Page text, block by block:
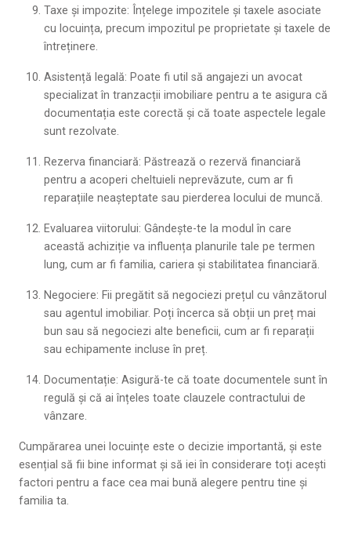
Taxe și impozite: Înțelege impozitele și taxele asociate
cu locuința, precum impozitul pe proprietate și taxele de
întreținere.
Asistență legală: Poate fi util să angajezi un avocat
specializat în tranzacții imobiliare pentru a te asigura că
documentația este corectă și că toate aspectele legale
sunt rezolvate.
Rezerva financiară: Păstrează o rezervă financiară
pentru a acoperi cheltuieli neprevăzute, cum ar fi
reparațiile neașteptate sau pierderea locului de muncă.
Evaluarea viitorului: Gândește-te la modul în care
această achiziție va influența planurile tale pe termen
lung, cum ar fi familia, cariera și stabilitatea financiară.
Negociere: Fii pregătit să negociezi prețul cu vânzătorul
sau agentul imobiliar. Poți încerca să obții un preț mai
bun sau să negociezi alte beneficii, cum ar fi reparații
sau echipamente incluse în preț.
Documentație: Asigură-te că toate documentele sunt în
regulă și că ai înțeles toate clauzele contractului de
vânzare.
Cumpărarea unei locuințe este o decizie importantă, și este
esențial să fii bine informat și să iei în considerare toți acești
factori pentru a face cea mai bună alegere pentru tine și
familia ta.